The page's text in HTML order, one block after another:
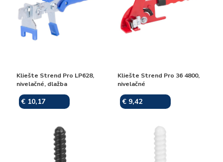
Kliešte Strend Pro LP628,
nivelačné, dlažba
€ 10,17
Kliešte Strend Pro 36 4800,
nivelačné
€ 9,42